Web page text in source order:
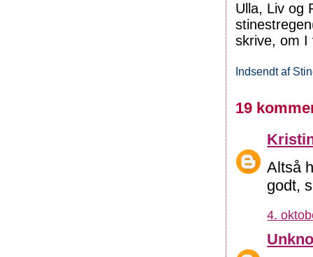
Ulla, Liv og
skrive, om I
Indsendt af
19
Altså
godt,
4.